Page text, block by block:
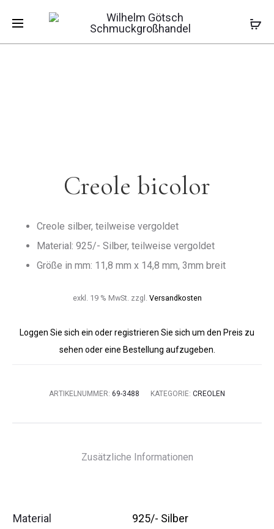
CREOLE
333/-
CREOLE
SILBER
Start Ohrschmuck Creolen
Creole
Creole bicolor
Creole silber, teilweise vergoldet
Material: 925/- Silber, teilweise vergoldet
Größe in mm: 11,8 mm x 14,8 mm, 3mm breit
exkl. 19 % MwSt. zzgl. Versandkosten
Loggen Sie sich ein oder registrieren Sie sich um den Preis zu
sehen oder eine Bestellung aufzugeben.
ARTIKELNUMMER: 69-3488 KATEGORIE: CREOLEN
Zusätzliche Informationen
Material 925/- Silber